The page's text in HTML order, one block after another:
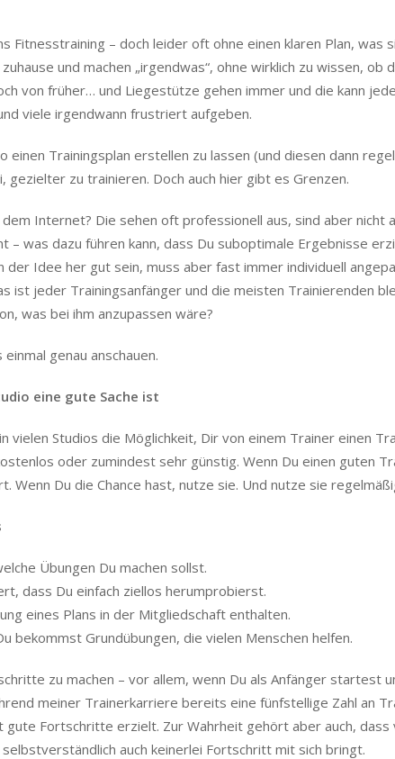
Fitnesstraining – doch leider oft ohne einen klaren Plan, was
und machen „irgendwas“, ohne wirklich zu wissen, ob
von früher… und Liegestütze gehen immer und die kann
viele irgendwann frustriert aufgeben.
Trainingsplan erstellen zu lassen (und diesen dann
zu trainieren. Doch auch hier gibt es Grenzen.
Internet? Die sehen oft professionell aus, sind aber nicht
– was dazu führen kann, dass Du suboptimale Ergebnisse
der Idee her gut sein, muss aber fast immer individuell
ist jeder Trainingsanfänger und die meisten Trainierenden
was bei ihm anzupassen wäre?
genau anschauen.
eine gute Sache ist
vielen Studios die Möglichkeit, Dir von einem Trainer einen
oder zumindest sehr günstig. Wenn Du einen guten
Wenn Du die Chance hast, nutze sie. Und nutze sie
Übungen Du machen sollst.
dass Du einfach ziellos herumprobierst.
eines Plans in der Mitgliedschaft enthalten.
bekommst Grundübungen, die vielen Menschen helfen.
zu machen – vor allem, wenn Du als Anfänger startest
meiner Trainerkarriere bereits eine fünfstellige Zahl an
Fortschritte erzielt. Zur Wahrheit gehört aber auch, dass
auch keinerlei Fortschritt mit sich bringt.